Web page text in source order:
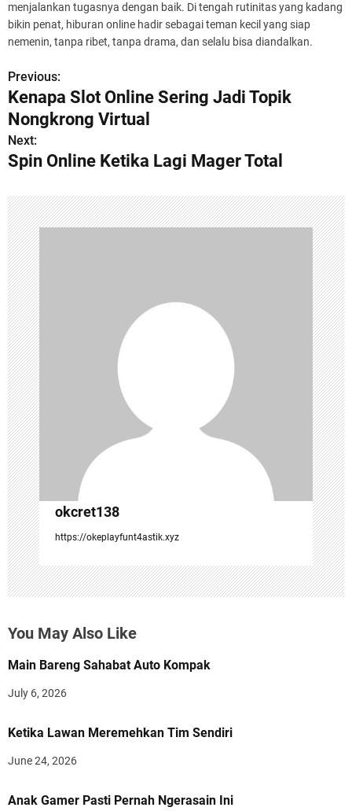
menjalankan tugasnya dengan baik. Di tengah rutinitas yang kadang
bikin penat, hiburan online hadir sebagai teman kecil yang siap
nemenin, tanpa ribet, tanpa drama, dan selalu bisa diandalkan.
P
o
s
t
n
a
v
i
g
a
t
i
o
n
Previous:
Kenapa Slot Online Sering Jadi Topik
Nongkrong Virtual
Next:
Spin Online Ketika Lagi Mager Total
okcret138
https://okeplayfunt4astik.xyz
You May Also Like
Main Bareng Sahabat Auto Kompak
July 6, 2026
Ketika Lawan Meremehkan Tim Sendiri
June 24, 2026
Anak Gamer Pasti Pernah Ngerasain Ini